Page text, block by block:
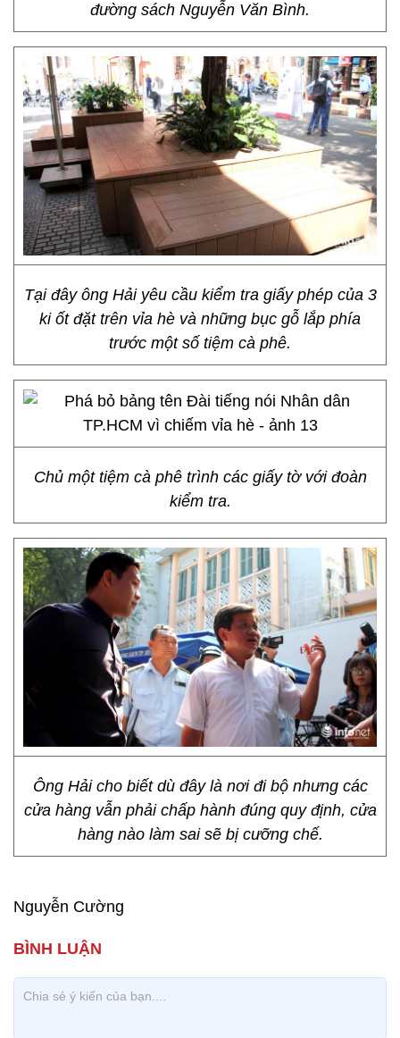
đường sách Nguyễn Văn Bình.
Tại đây ông Hải yêu cầu kiểm tra giấy phép của 3
ki ốt đặt trên vỉa hè và những bục gỗ lắp phía
trước một số tiệm cà phê.
Chủ một tiệm cà phê trình các giấy tờ với đoàn
kiểm tra.
Ông Hải cho biết dù đây là nơi đi bộ nhưng các
cửa hàng vẫn phải chấp hành đúng quy định, cửa
hàng nào làm sai sẽ bị cưỡng chế.
Nguyễn Cường